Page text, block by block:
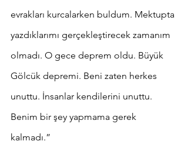
evrakları kurcalarken buldum. Mektupta
yazdıklarımı gerçekleştirecek zamanım
olmadı. O gece deprem oldu. Büyük
Gölcük depremi. Beni zaten herkes
unuttu. İnsanlar kendilerini unuttu.
Benim bir şey yapmama gerek
kalmadı.”